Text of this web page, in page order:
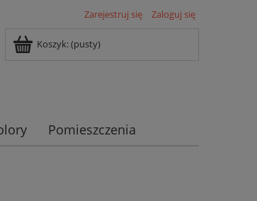
Zarejestruj się Zaloguj się
Koszyk:(pusty)
Pomieszczenia